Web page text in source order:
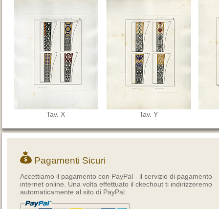
Tav. X Tav. Y
Pagamenti Sicuri
Accettiamo il pagamento con PayPal - il servizio di pagamento
internet online. Una volta effettuato il ckechout ti indirizzeremo
automaticamente al sito di PayPal.